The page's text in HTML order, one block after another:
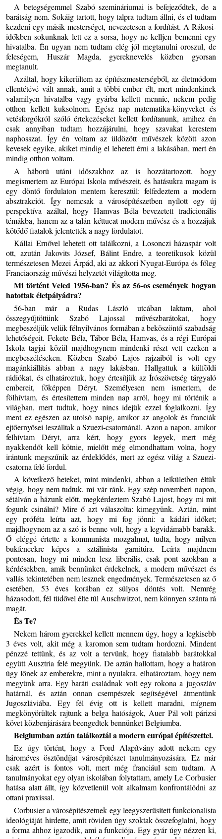
A betegségemmel Szabó szemináriumai is befejeződtek, de a
barátság nem. Sokáig tartott, hogy talpra tudtam állni, és el tudtam
kezdeni egy másik mesterséget, nevezetesen a fordítást. A Rákosi-
időkben sokunknak lett ez a sorsa, hogy ne kelljen bemenni egy
hivatalba. Én ugyan nem tudtam elég jól megtanulni oroszul, de
feleségem, Huszár Magda, gyereknevelés közben gyorsan
megtanult.
Azáltal, hogy kikerültem az építészmesterségből, az életmódom
ellentétévé vált annak, amit a többi ember élt, mert mindenkinek
valamilyen hivatalba vagy gyárba kellett mennie, nekem pedig
otthon kellett kuksolnom. Egész nap matematika-könyveket és
vetésforgókról szóló értekezéseket kellett fordítanunk, amihez én
csak annyiban tudtam hozzájárulni, hogy szavakat kerestem
naphosszat. Így én voltam az üldözött művészek között azon
kevesek egyike, akiket mindig el lehetett érni a lakásában, mert én
mindig otthon voltam.
A háború utáni időszakhoz az is hozzátartozott, hogy
megismertem az Európai Iskola művészeit, és hatásukra magam is
egy döntő fordulaton mentem keresztül: felfedeztem a modern
absztrakciót. Így nemcsak a városépítészetben nyílott egy új
perspektíva azáltal, hogy Hamvas Béla bevezetett tradicionális
témákba, hanem az a talán kéttucat modern művész és a hozzájuk
kötődő fiatalok jelentették a nagy fordulatot.
Kállai Ernővel lehetett ott találkozni, a Losonczi házaspár volt
ott, azután Jakovits József, Bálint Endre, a teoretikusok közül
természetesen Mezei Árpád, aki az akkori Nyugat-Európa és főleg
Franciaország művészi helyzetét világította meg.
Mi történt Veled 1956-ban? És az 56-os események hogyan
hatottak életpályádra?
56-ban már a Rudas László utcában laktam, ahol
összegyűjtöttünk Szabó Lajossal művészbarátokat, hogy
megbeszéljük velük félnyilvános formában a beköszöntő szabadság
lehetőségeit. Fekete Béla, Tábor Béla, Hamvas, és a régi Európai
Iskola tagjai közül majdhogynem mindenki részt vett ezeken a
megbeszéléseken. Közben Szabó Lajos rajzaiból is volt egy
magánkiállítás abban a nagy lakásban. Hallgattuk a külföldi
rádiókat, és elhatároztuk, hogy értesítjük az Írószövetség tárgyaló
embereit, főképpen Déryt. Személyesen nem ismertem, de
fölhívtam, és értesítettem minden nap arról, hogy mi történik a
világban, mert tudtuk, hogy nincs idejük ezzel foglalkozni. Így
ment ez egészen az utolsó napig, amikor az angolok és franciák
ejtőernyősei leszálltak a Szuezi-csatornánál. Azon a napon, amikor
felhívtam Déryt, arra kért, hogy gyors legyek, mert még
nyakkendőt kell kötnie, mielőtt még elmondhattam volna, hogy
irántunk megszűnik az érdeklődés, mert az egész világ a Szuezi-
csatorna felé fordul.
A következő heteket, mint mindenki, abban a lelkületben éltük
végig, hogy nem tudtuk, mi vár ránk. Egy szép novemberi napon,
sétálván a házunk előtt, megkérdeztem Szabó Lajost, hogy mi mit
fogunk csinálni? Mire ő azt válaszolta: kimegyünk. Aztán, mint
egy próféta leírta azt, hogy mi fog jönni: a kádári időket;
majdhogynem az a szó is benne volt, hogy a legvidámabb barakk.
Ő eléggé értette a kommunista mozgalmat, tudta, hogy milyen
bukfencekre képes a sztálinista garnitúra. Leírta majdnem
pontosan, hogy mi minden lesz liberális, csak pont azokban a
kérdésekben, amik bennünket érdekelnek, a modern művészet és
vallás tekintetében nem lesznek engedmények. Természetesen az ő
esetében, 53 éves korában ez súlyos döntés volt. Nemrég
házasodott, fél tüdővel élte túl Auschwitzot, nem könnyen szánta rá
magát.
És Te?
Nekem három gyerekkel kellett mennem úgy, hogy a legkisebb
3 éves volt, akit még a karomon sem tudtam hordozni. Mindent
pénzzé tettünk, és az volt a tervünk, hogy fiatalabb barátokkal
együtt Ausztria felé megyünk. De aztán hallottam, hogy a határon
úgy lőnek az emberekre, mint a nyulakra, elhatároztam, hogy nem
megyünk arra. Egy baráti családnak volt egy rokona a jugoszláv
határnál, és aztán onnan csempészek segítségével átmentünk
Jugoszláviába. Egy fél évig ott is kellett maradni, mígnem
megkönyörültek rajtunk a belga hatóságok, Auer Pál volt párizsi
követ közbenjárására beengedtek bennünket Belgiumba.
Belgiumban aztán találkoztál a modern európai építészettel.
Ez úgy történt, hogy a Ford Alapítvány adott nekem egy
hároméves ösztöndíjat városépítészet tanulmányozására. Ez már
csak azért is fontos volt, mert még franciául sem tudtam. A
tanulmányokat egy olyan iskolában folytattam, amely Le Corbusier
hatása alatt állt, így közvetlenül volt alkalmam konfrontálódni az
ottani praxissal.
Corbusier a városépítészetnek egy leegyszerűsített funkcionalista
ideológiáját hirdette, amit röviden úgy szoktak összefoglalni, hogy
a forma ahhoz igazodik, ami a funkciója. Egy gyár úgy nézzen ki,